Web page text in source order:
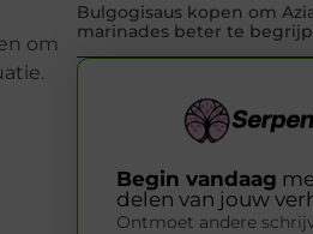
om
Bulgogisaus kopen om
marinades beter te
Begin vandaag
delen van jouw
Ontmoet andere